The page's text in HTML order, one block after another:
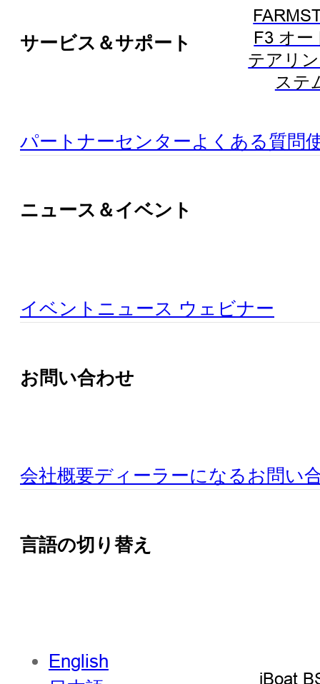
F3 オー
テアリ
ステ
iBoat
サービス＆サポート
パートナーセンターよくある質問
ニュース＆イベント
イベント ニュース ウェビナー
お問い合わせ
会社概要ディーラーになるお問い
言語の切り替え
English